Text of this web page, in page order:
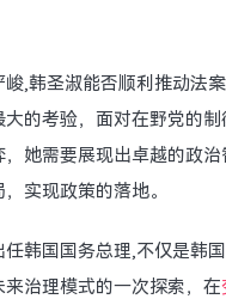
峻,韩圣淑能否顺利推动法
的考验，面对在野党的制
她需要展现出卓越的政
实现政策的落地。
任韩国国务总理,不仅是韩
来治理模式的一次探索，在